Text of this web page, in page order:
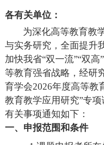
各有关单位：
为深化高等教育教
与实务研究，全面提升
加快我省“双一流”“双
等教育强省战略，经研
育学会2026年度高等教
教育教学应用研究”专
有关事项通知如下：
一、申报范围和条件